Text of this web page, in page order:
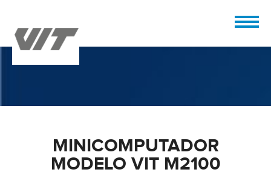
MINICOMPUTADOR
MODELO VIT M2100